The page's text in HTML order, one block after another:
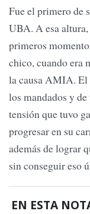
Fue el primero de
UBA. A esa
primeros
chico, cuando era
la causa AMIA. El
los mandados y
tensión que tuvo
progresar en su
además de lograr
sin conseguir eso
EN ESTA